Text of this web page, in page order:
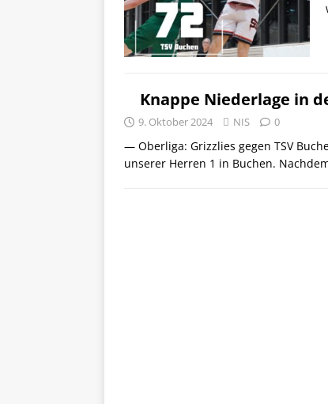
Knappe Niederlage in
9. Oktober 2024 NIS 0
— Oberliga: Grizzlies gegen TSV
unserer Herren 1 in Buchen.